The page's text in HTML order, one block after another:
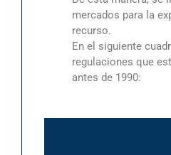
mercados para la
recurso.
En el siguiente
regulaciones que
antes de 1990: